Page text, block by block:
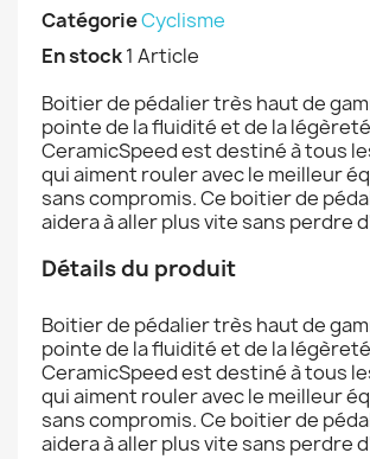
CatégorieCyclisme
En stock1 Article
Boitier de pédalier très haut de
pointe de la fluidité et de la
CeramicSpeed est destiné à tous
qui aiment rouler avec le meilleur
sans compromis. Ce boitier de
aidera à aller plus vite sans perdre
Détails du produit
Boitier de pédalier très haut de
pointe de la fluidité et de la
CeramicSpeed est destiné à tous
qui aiment rouler avec le meilleur
sans compromis. Ce boitier de
aidera à aller plus vite sans perdre